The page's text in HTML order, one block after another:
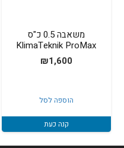
משאבה 0.5 כ"ס
KlimaTeknik ProMax
₪1,600
הוספה לסל
קנה כעת